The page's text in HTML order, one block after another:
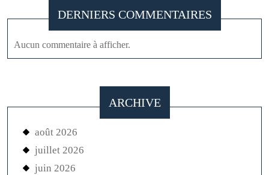
DERNIERS COMMENTAIRES
Aucun commentaire à afficher.
ARCHIVE
août 2026
juillet 2026
juin 2026